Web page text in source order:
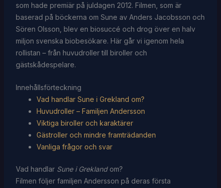
som hade premiär på juldagen 2012. Filmen, som är
baserad på böckerna om Sune av Anders Jacobsson och
Sören Olsson, blev en biosuccé och drog över en halv
miljon svenska biobesökare. Här går vi igenom hela
rollistan – från huvudroller till biroller och
gästskådespelare.
Innehållsförteckning
Vad handlar Sune i Grekland om?
Huvudroller – Familjen Andersson
Viktiga biroller och karaktärer
Gästroller och mindre framträdanden
Vanliga frågor och svar
Vad handlar Sune i Greklandom?
Filmen följer familjen Andersson på deras första